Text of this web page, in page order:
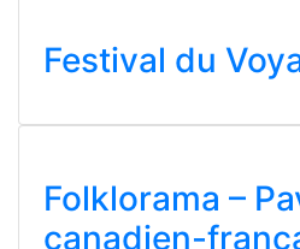
Festival du
Folklorama –
canadien-